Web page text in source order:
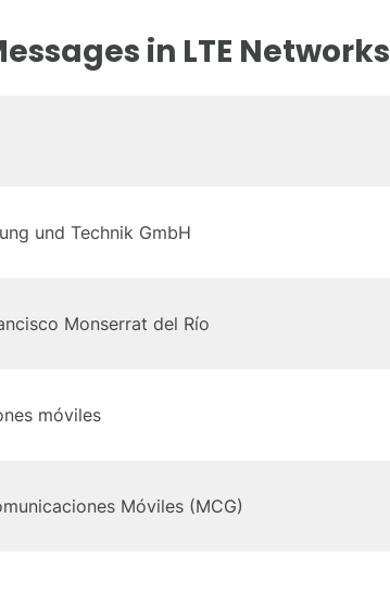
in LTE Networks
und Technik GmbH
Monserrat del Río
móviles
Móviles (MCG)